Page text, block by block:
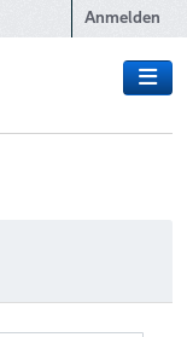
Anmelden